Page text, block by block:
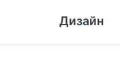
Дизайн